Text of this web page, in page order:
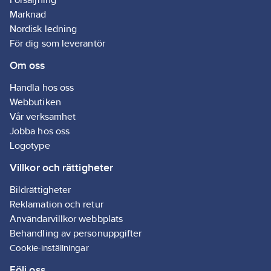
Marknad
Nordisk ledning
För dig som leverantör
Om oss
Handla hos oss
Webbutiken
Vår verksamhet
Jobba hos oss
Logotype
Villkor och rättigheter
Bildrättigheter
Reklamation och retur
Användarvillkor webbplats
Behandling av personuppgifter
Cookie-inställningar